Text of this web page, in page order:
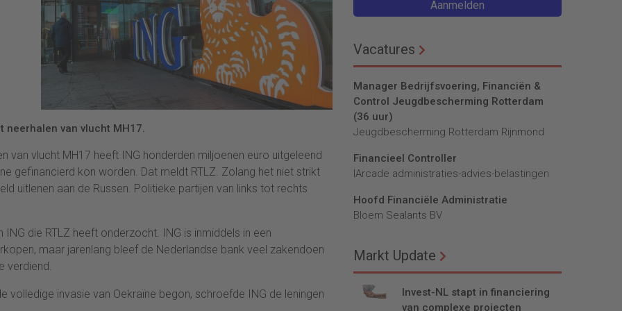
neerhalen van vlucht MH17.
van vlucht MH17 heeft ING honderden miljoenen euro uitgeleend
gefinancierd kon worden. Dat meldt RTLZ. Zolang het niet strikt
uitlenen aan de Russen. Politieke partijen van links tot rechts
die RTLZ heeft onderzocht. ING is inmiddels in een
maar jarenlang bleef de Nederlandse bank veel zakendoen
verdiend.
volledige invasie van Oekraïne begon, schroefde ING de leningen
Aanmelden
Vacatures
Manager Bedrijfsvoering, Financiën &
Control Jeugdbescherming Rotterdam
(36 uur)
Jeugdbescherming Rotterdam Rijnmond
Financieel Controller
lArcade administraties-advies-belastingen
Hoofd Financiële Administratie
Bloem Sealants BV
Markt Update
Invest-NL stapt in financiering
van complexe projecten